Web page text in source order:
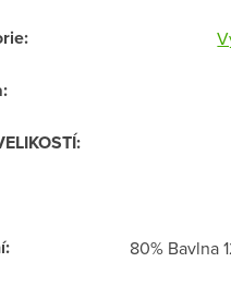
:
:
:
: 80% Bavlna